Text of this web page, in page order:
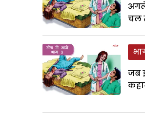
चल
जब